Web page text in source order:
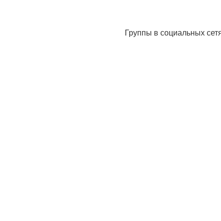
Группы в социальных